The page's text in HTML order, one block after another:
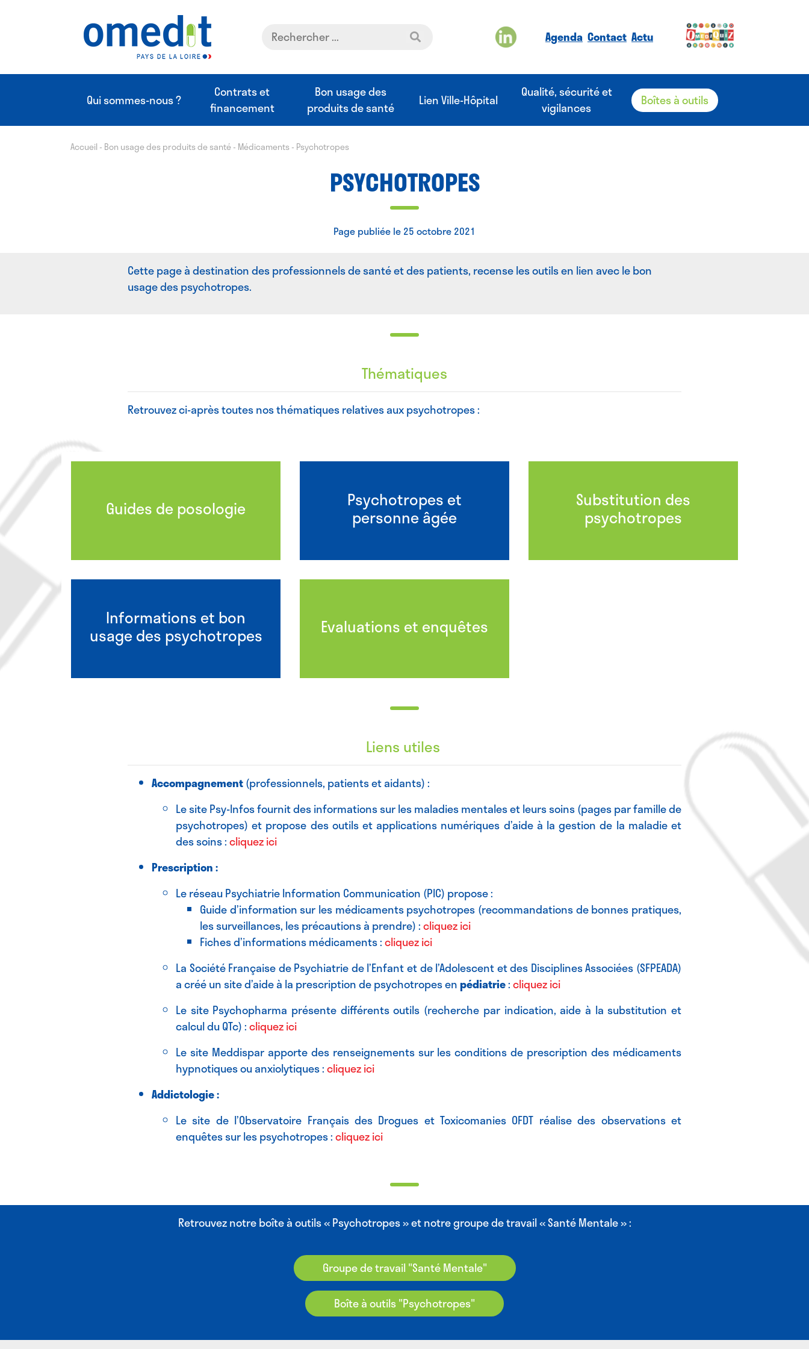
Agenda Contact Actu
Qui sommes-nous ?
Contrats et
financement
Bon usage des
produits de santé
Lien Ville-Hôpital
Qualité, sécurité et
vigilances
Boîtes à outils
Accueil - Bon usage des produits de santé- Médicaments- Psychotropes
PSYCHOTROPES
Page publiée le 25 octobre 2021
Cette page à destination des professionnels de santé et des patients, recense les outils en lien avec le bon
usage des psychotropes.
Thématiques
Retrouvez ci-après toutes nos thématiques relatives aux psychotropes :
Guides de posologie Psychotropes et
personne âgée
Substitution des
psychotropes
Informations et bon
usage des psychotropes Evaluations et enquêtes
Liens utiles
Accompagnement(professionnels, patients et aidants) :
Le site Psy-Infos fournit des informations sur les maladies mentales et leurs soins (pages par famille de
psychotropes) et propose des outils et applications numériques d’aide à la gestion de la maladie et
des soins :cliquez ici
Prescription :
Le réseau Psychiatrie Information Communication (PIC) propose :
Guide d’information sur les médicaments psychotropes (recommandations de bonnes pratiques,
les surveillances, les précautions à prendre) :cliquez ici
Fiches d’informations médicaments :cliquez ici
La Société Française de Psychiatrie de l’Enfant et de l’Adolescent et des Disciplines Associées (SFPEADA)
a créé un site d’aide à la prescription de psychotropes enpédiatrie:cliquez ici
Le site Psychopharma présente différents outils (recherche par indication, aide à la substitution et
calcul du QTc) :cliquez ici
Le site Meddispar apporte des renseignements sur les conditions de prescription des médicaments
hypnotiques ou anxiolytiques :cliquez ici
Addictologie :
Le site de l’Observatoire Français des Drogues et Toxicomanies OFDT réalise des observations et
enquêtes sur les psychotropes :cliquez ici
Retrouvez notre boîte à outils « Psychotropes » et notre groupe de travail « Santé Mentale » :
Groupe de travail "Santé Mentale"
Boîte à outils "Psychotropes"